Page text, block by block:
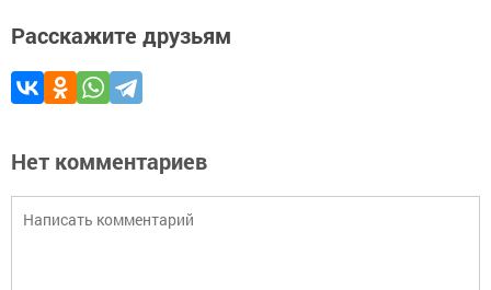
Расскажите друзьям
Нет комментариев